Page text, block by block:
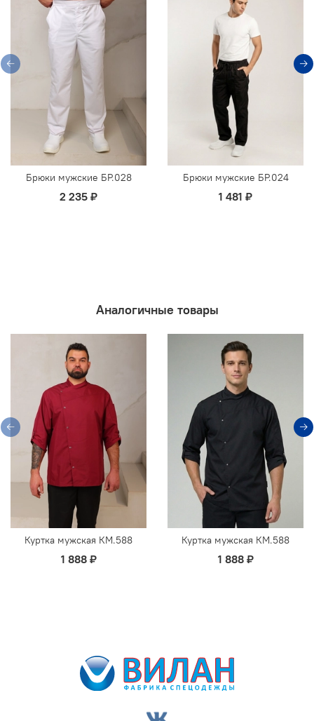
Брюки мужские БР.028
2 235 ₽
Брюки мужские БР.024
1 481 ₽
Аналогичные товары
Куртка мужская КМ.588
1 888 ₽
Куртка мужская КМ.588
1 888 ₽